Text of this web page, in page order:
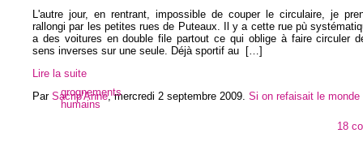
L'autre jour, en rentrant, impossible de couper le circulaire, je
rallongi par les petites rues de Puteaux. Il y a cette rue pù
a des voitures en double file partout ce qui oblige à faire circuler
sens inverses sur une seule. Déjà sportif au
[…]
Lire la suite
Par Sacrip'Anne,mercredi 2 septembre 2009 Si on refaisait le monde
grognements
humains
18